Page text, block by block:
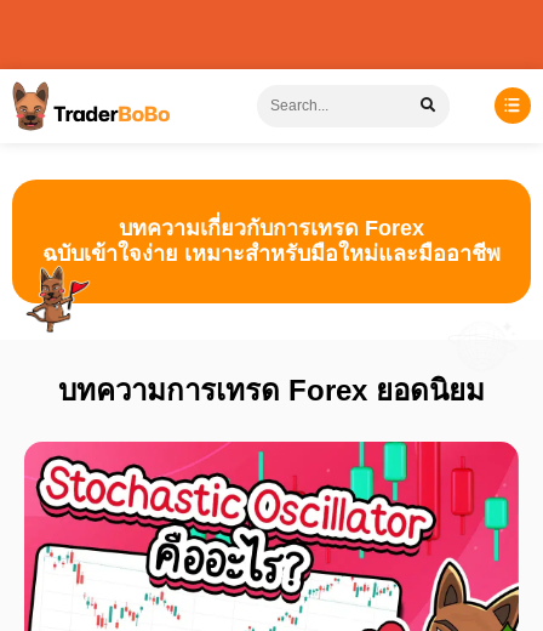
บทความเกี่ยวกับการเทรด Forex
ฉบับเข้าใจง่าย เหมาะสำหรับมือใหม่และมืออาชีพ
บทความการเทรด Forex ยอดนิยม